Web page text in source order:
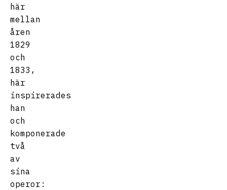
här
mellan
åren
1829
och
1833,
här
inspirerades
han
och
komponerade
två
av
sina
operor: